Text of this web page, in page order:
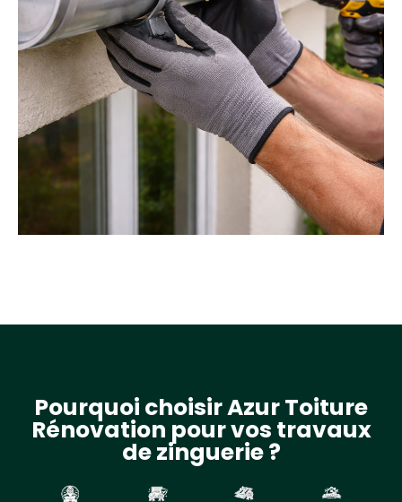
Pourquoi choisir Azur Toiture
Rénovation pour vos travaux
de zinguerie ?